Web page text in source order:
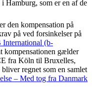
Hamburg, som er en af de
den kompensation på
på ved forsinkelser på
International (b-
kompensationen gælder
fra Köln til Bruxelles,
regnet som en samlet
– Med tog fra Danmark